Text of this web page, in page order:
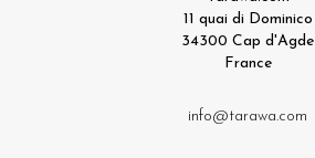
11 quai di Dominico
34300 Cap d'Agde
France
info@tarawa.com